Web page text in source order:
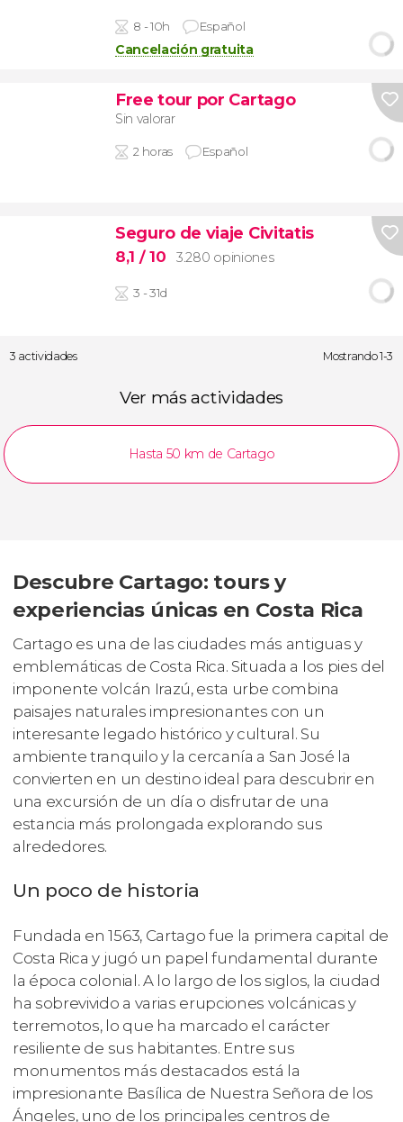
8 - 10h Español
Cancelación gratuita
Free tour por Cartago
Sin valorar
2 horas Español
Seguro de viaje Civitatis
8,1 / 10 3.280 opiniones
3 - 31d
3 actividades Mostrando 1-3
Ver más actividades
Hasta 50 km de Cartago
Descubre Cartago: tours y
experiencias únicas en Costa Rica
Cartago es una de las ciudades más antiguas y
emblemáticas de Costa Rica. Situada a los pies del
imponente volcán Irazú, esta urbe combina
paisajes naturales impresionantes con un
interesante legado histórico y cultural. Su
ambiente tranquilo y la cercanía a San José la
convierten en un destino ideal para descubrir en
una excursión de un día o disfrutar de una
estancia más prolongada explorando sus
alrededores.
Un poco de historia
Fundada en 1563, Cartago fue la primera capital de
Costa Rica y jugó un papel fundamental durante
la época colonial. A lo largo de los siglos, la ciudad
ha sobrevivido a varias erupciones volcánicas y
terremotos, lo que ha marcado el carácter
resiliente de sus habitantes. Entre sus
monumentos más destacados está la
impresionante Basílica de Nuestra Señora de los
Ángeles, uno de los principales centros de